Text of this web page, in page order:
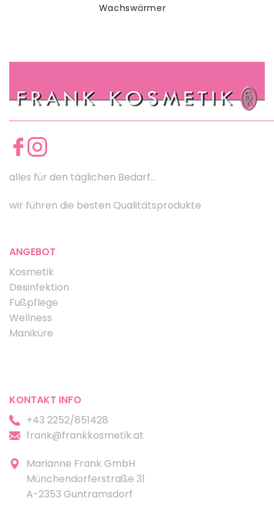
Wachswärmer
alles für den täglichen Bedarf...
wir führen die besten Qualitätsprodukte
ANGEBOT
Kosmetik
Desinfektion
Fußpflege
Wellness
Maniküre
KONTAKT INFO
+43 2252/851428
frank@frankkosmetik.at
Marianne Frank GmbH
Münchendorferstraße 31
A-2353 Guntramsdorf